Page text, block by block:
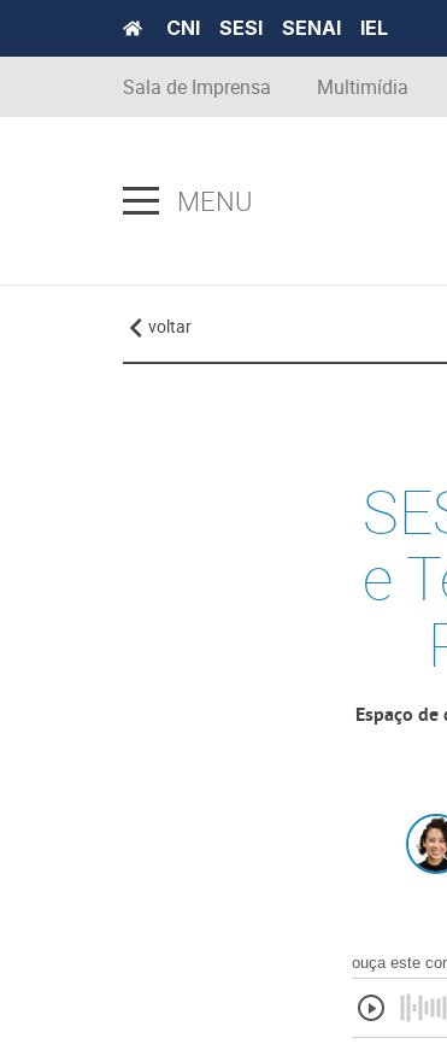
CNI SESI SENAI IEL
Sala de Imprensa Multimídia
MENU
voltar
e
Espaço
ouça este